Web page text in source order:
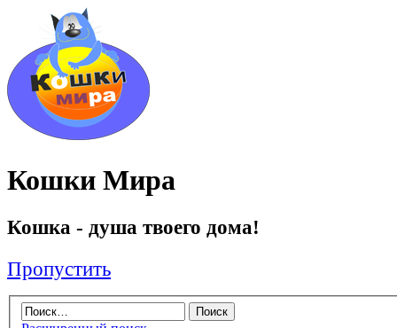
Кошки Мира
Кошка - душа твоего дома!
Пропустить